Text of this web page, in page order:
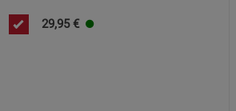
29,95 €